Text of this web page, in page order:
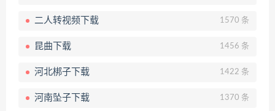
二人转视频下载 1570 条
昆曲下载 1456 条
河北梆子下载 1422 条
河南坠子下载 1370 条